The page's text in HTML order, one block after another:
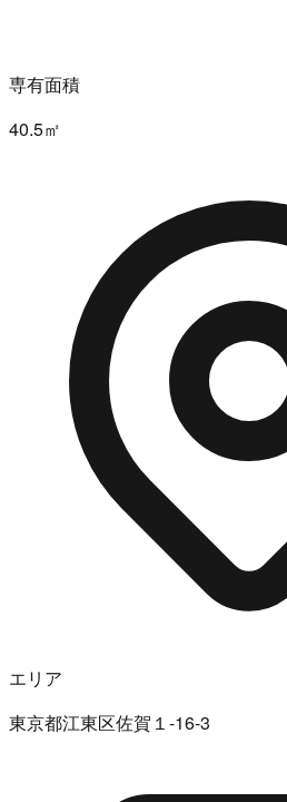
専有面積
40.5㎡
エリア
東京都江東区佐賀１-16-3